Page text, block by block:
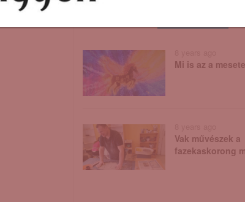
Mi is az a
Vak művészek a
fazekaskorong